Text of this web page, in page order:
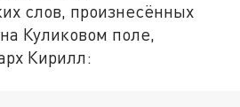
слов, произнесённых
Куликовом поле,
Кирилл: